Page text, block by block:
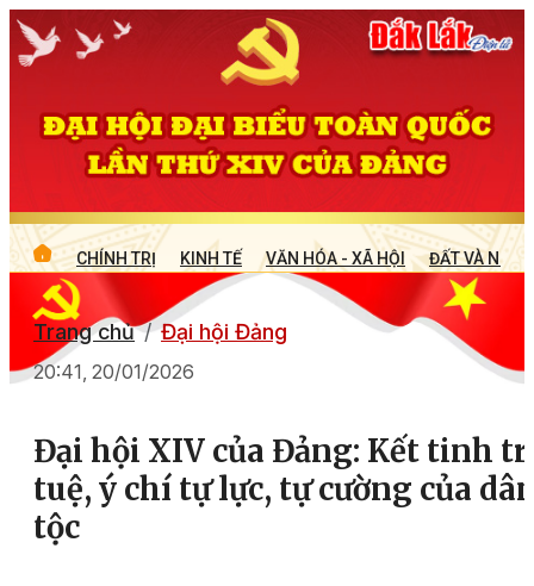
CHÍNH TRỊ KINH TẾ VĂN HÓA - XÃ HỘI ĐẤT VÀ
Trang chủ Đại hội Đảng
20:41, 20/01/2026
Đại hội XIV của Đảng: Kết tinh
tuệ, ý chí tự lực, tự cường của
tộc